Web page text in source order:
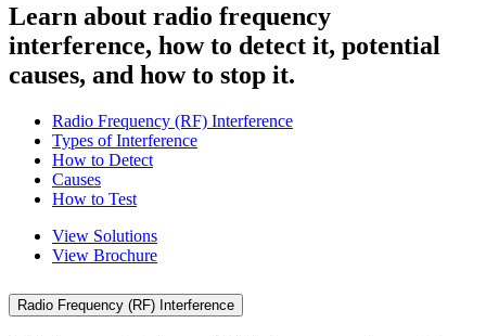
Learn about radio frequency
interference, how to detect it, potential
causes, and how to stop it.
Radio Frequency (RF) Interference
Types of Interference
How to Detect
Causes
How to Test
View Solutions
View Brochure
Radio Frequency (RF) Interference